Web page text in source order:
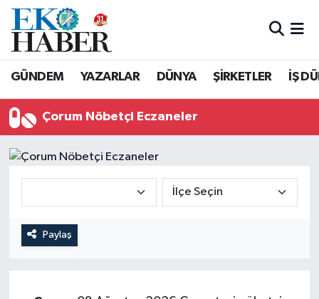
GÜNDEM YAZARLAR DÜNYA ŞİRKETLER İŞ
Çorum Nöbetçi Eczaneler
Paylaş
Hava Durumu
Süper Lig Puan Durumu ve Fikstür
Tüm Manşetler
Haber Arşivi